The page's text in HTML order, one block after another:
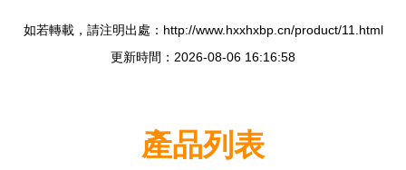
如若轉載，請注明出處：http://www.hxxhxbp.cn/product/11.html
更新時間：2026-08-06 16:16:58
產品列表